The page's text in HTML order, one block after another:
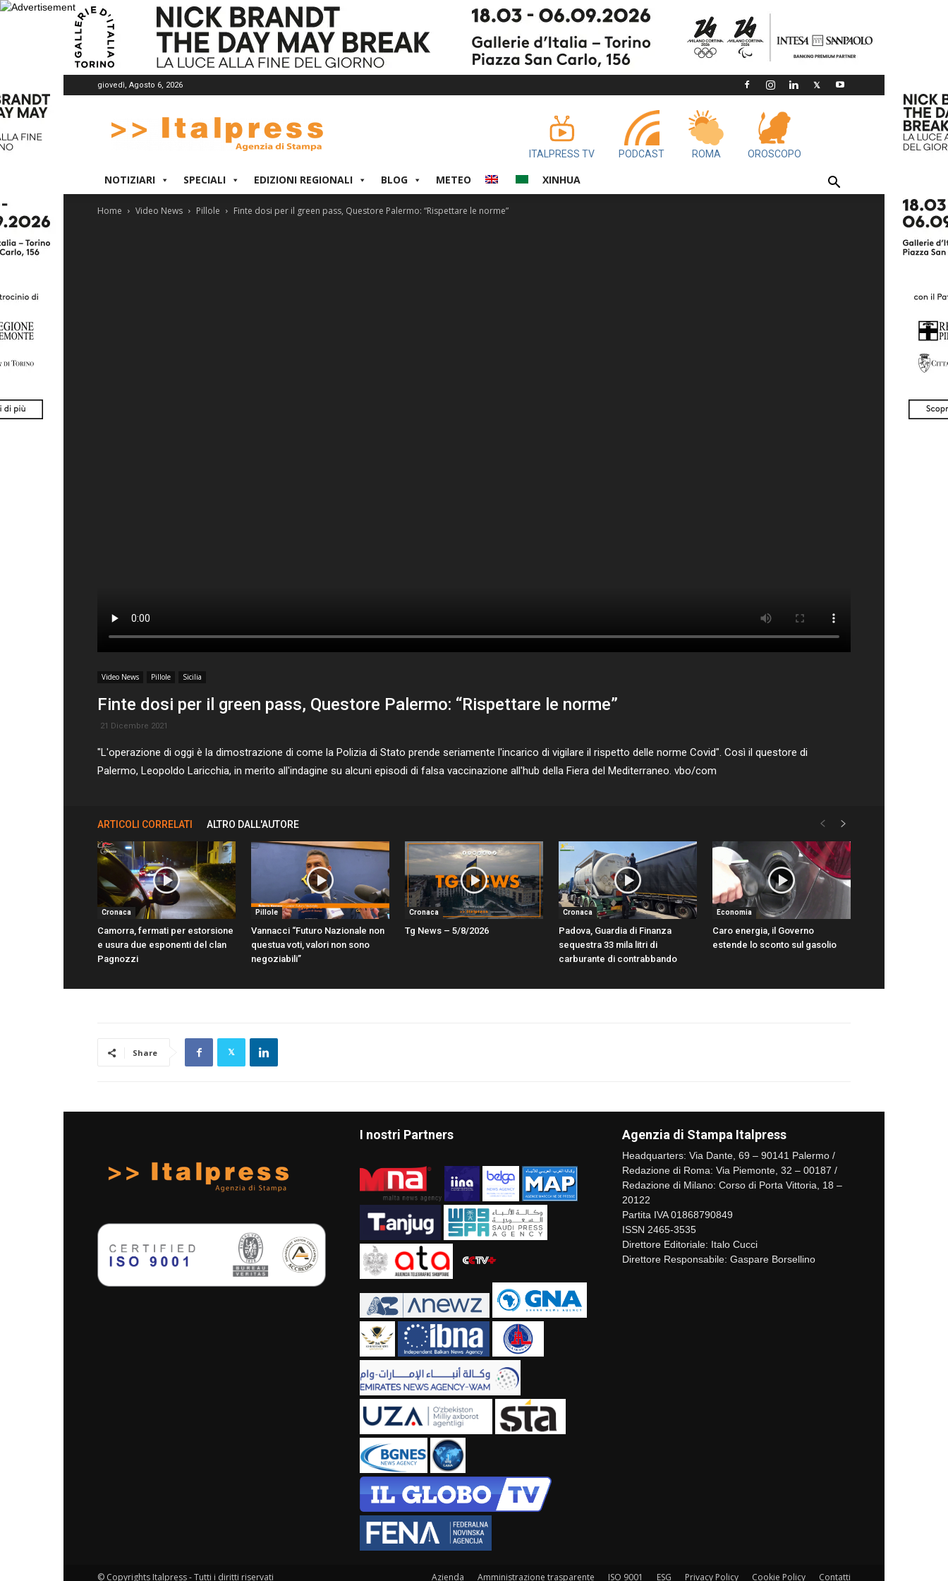
giovedì, Agosto 6, 2026
ITALPRESS TV PODCAST ROMA OROSCOPO
NOTIZIARI SPECIALI EDIZIONI REGIONALI BLOG METEO XINHUA
Home Video News Pillole Finte dosi per il green pass, Questore Palermo: “Rispettare le norme”
Video News Pillole Sicilia
Finte dosi per il green pass, Questore Palermo: “Rispettare le norme”
21 Dicembre 2021
"L'operazione di oggi è la dimostrazione di come la Polizia di Stato prende seriamente l'incarico di vigilare il rispetto delle norme Covid". Così il questore di
Palermo, Leopoldo Laricchia, in merito all'indagine su alcuni episodi di falsa vaccinazione all'hub della Fiera del Mediterraneo. vbo/com
ARTICOLI CORRELATI ALTRO DALL'AUTORE
Cronaca
Camorra, fermati per estorsione
e usura due esponenti del clan
Pagnozzi
Pillole
Vannacci “Futuro Nazionale non
questua voti, valori non sono
negoziabili”
Cronaca
Tg News – 5/8/2026
Cronaca
Padova, Guardia di Finanza
sequestra 33 mila litri di
carburante di contrabbando
Economia
Caro energia, il Governo
estende lo sconto sul gasolio
Share
I nostri Partners Agenzia di Stampa Italpress
Headquarters: Via Dante, 69 – 90141 Palermo /
Redazione di Roma: Via Piemonte, 32 – 00187 /
Redazione di Milano: Corso di Porta Vittoria, 18 –
20122
Partita IVA 01868790849
ISSN 2465-3535
Direttore Editoriale: Italo Cucci
Direttore Responsabile: Gaspare Borsellino
Azienda Amministrazione trasparente ISO 9001 ESG Privacy Policy Cookie Policy Contatti
© Copyrights Italpress - Tutti i diritti riservati